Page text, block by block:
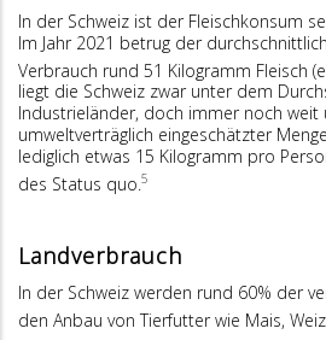
In der Schweiz ist der Fleischkonsum
Im Jahr 2021 betrug der
Verbrauch rund 51 Kilogramm Fleisch
liegt die Schweiz zwar unter dem
Industrieländer, doch immer noch weit
umweltverträglich eingeschätzter
lediglich etwas 15 Kilogramm pro
des Status quo.5
Landverbrauch
In der Schweiz werden rund 60% der
den Anbau von Tierfutter wie Mais,